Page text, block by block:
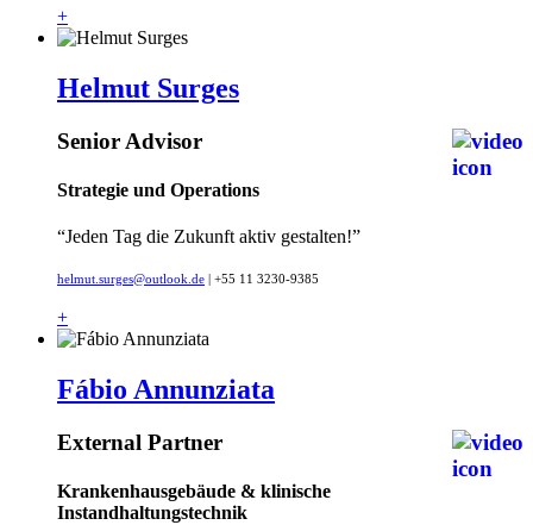
+
Helmut Surges
Senior Advisor
Strategie und Operations
“Jeden Tag die Zukunft aktiv gestalten!”
helmut.surges@outlook.de | +55 11 3230-9385
+
Fábio Annunziata
External Partner
Krankenhausgebäude & klinische
Instandhaltungstechnik